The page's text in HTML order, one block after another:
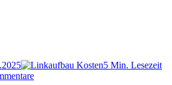
5 Min. Lesezeit